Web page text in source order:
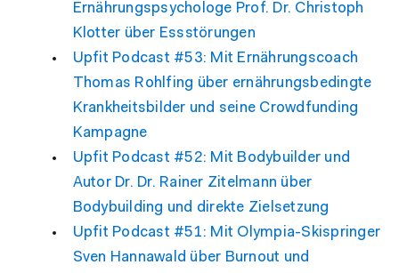
Ernährungspsychologe Prof. Dr. Christoph
Klotter über Essstörungen
Upfit Podcast #53: Mit Ernährungscoach
Thomas Rohlfing über ernährungsbedingte
Krankheitsbilder und seine Crowdfunding
Kampagne
Upfit Podcast #52: Mit Bodybuilder und
Autor Dr. Dr. Rainer Zitelmann über
Bodybuilding und direkte Zielsetzung
Upfit Podcast #51: Mit Olympia-Skispringer
Sven Hannawald über Burnout und